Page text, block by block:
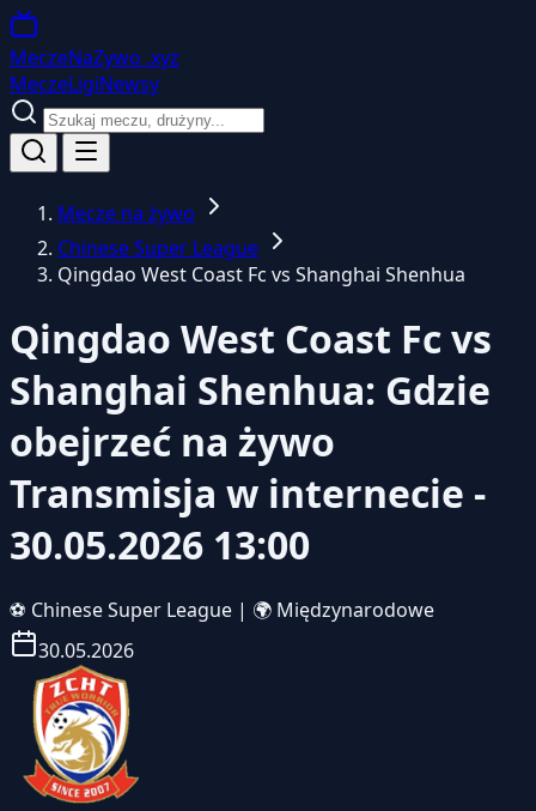
MeczeNaZywo .xyz
MeczeLigiNewsy
Mecze na żywo
Chinese Super League
Qingdao West Coast Fc vs Shanghai Shenhua
Qingdao West Coast Fc vs
Shanghai Shenhua: Gdzie
obejrzeć na żywo
Transmisja w internecie -
30.05.2026 13:00
⚽ Chinese Super League | 🌍 Międzynarodowe
30.05.2026